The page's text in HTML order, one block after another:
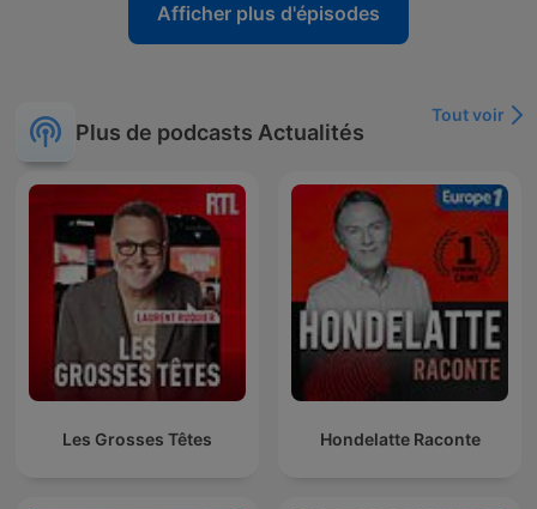
Afficher plus d'épisodes
Plus de podcasts Actualités
Tout voir
Les Grosses Têtes Hondelatte Raconte